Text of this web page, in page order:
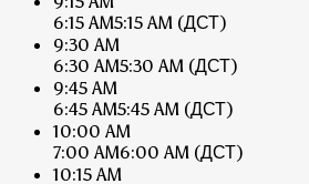
6:15 AM5:15 AM (ДСТ)
9:30 AM
6:30 AM5:30 AM (ДСТ)
9:45 AM
6:45 AM5:45 AM (ДСТ)
10:00 AM
7:00 AM6:00 AM (ДСТ)
10:15 AM